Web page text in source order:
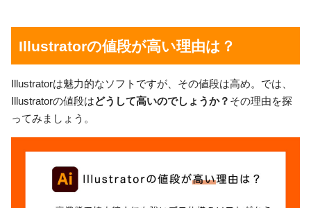
Illustratorの値段が高い理由は？
Illustratorは魅力的なソフトですが、その値段は高め。では、
Illustratorの値段はどうして高いのでしょうか？ その理由を探
ってみましょう。